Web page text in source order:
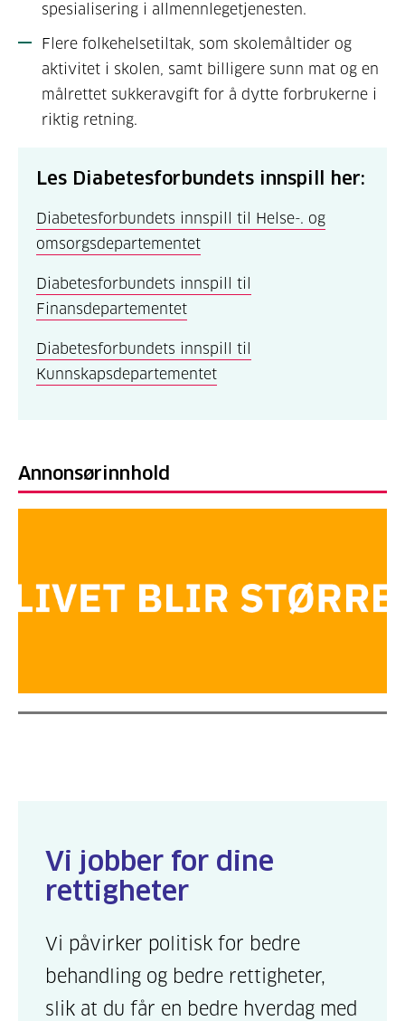
spesialisering i allmennlegetjenesten.
Flere folkehelsetiltak, som skolemåltider og
aktivitet i skolen, samt billigere sunn mat og en
målrettet sukkeravgift for å dytte forbrukerne i
riktig retning.
Les Diabetesforbundets innspill her:
Diabetesforbundets innspill til Helse-. og
omsorgsdepartementet
Diabetesforbundets innspill til
Finansdepartementet
Diabetesforbundets innspill til
Kunnskapsdepartementet
Annonsørinnhold
Vi jobber for dine
rettigheter
Vi påvirker politisk for bedre
behandling og bedre rettigheter,
slik at du får en bedre hverdag med